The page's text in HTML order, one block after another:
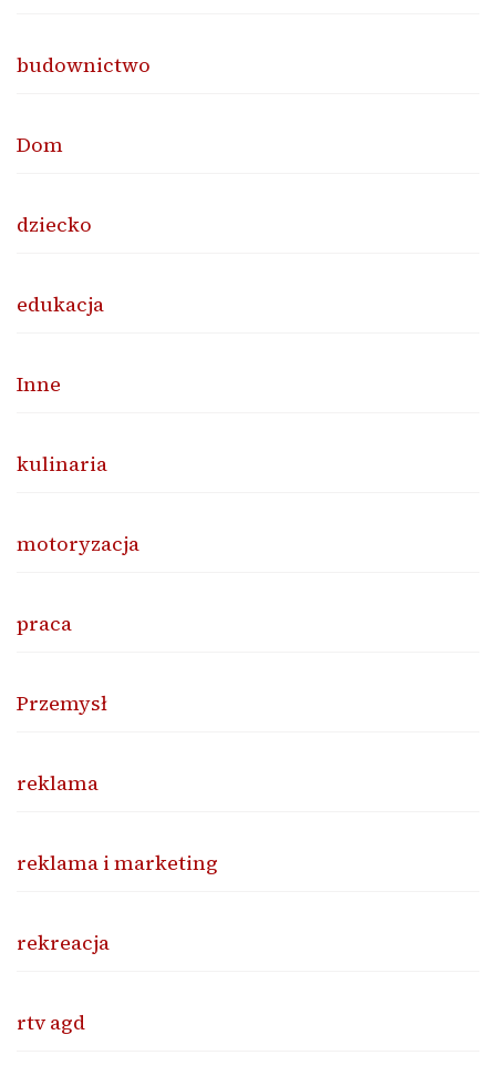
budownictwo
Dom
dziecko
edukacja
Inne
kulinaria
motoryzacja
praca
Przemysł
reklama
reklama i marketing
rekreacja
rtv agd